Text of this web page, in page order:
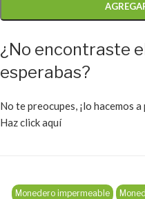
¿No encontraste
esperabas?
No te preocupes, ¡lo hacemos
Haz click aquí
Monedero impermeable